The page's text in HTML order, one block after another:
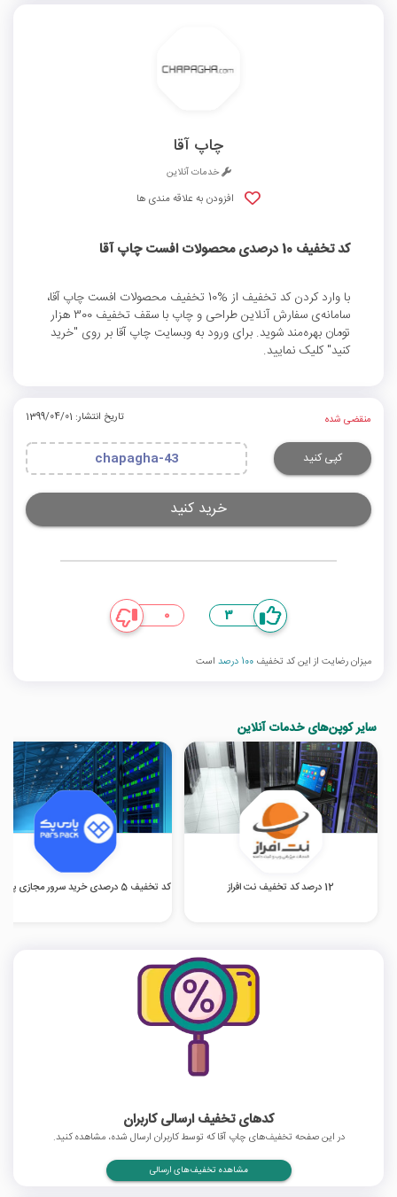
چاپ آقا
خدمات آنلاین
افزودن به علاقه مندی ها
کد تخفیف 10 درصدی محصولات افست چاپ آقا
با وارد کردن کد تخفیف از %10 تخفیف محصولات افست چاپ آقا،
سامانه‌ی سفارش آنلاین طراحی و چاپ با سقف تخفیف 300 هزار
تومان بهره‌مند شوید. برای ورود به وبسایت چاپ آقا بر روی "خرید
کنید" کلیک نمایید.
منقضی شده تاریخ انتشار: 1399/04/01
کپی کنید chapagha-43
خرید کنید
3
0
میزان رضایت از این کد تخفیف 100 درصد است
سایر کوپن‌های خدمات آنلاین
12 درصد کد تخفیف نت افراز کد تخفیف 5 درصدی خرید سرور مجازی پارس پک
کدهای تخفیف ارسالی کاربران
در این صفحه تخفیف‌های چاپ آقا که توسط کاربران ارسال شده، مشاهده کنید.
مشاهده تخفیف‌های ارسالی